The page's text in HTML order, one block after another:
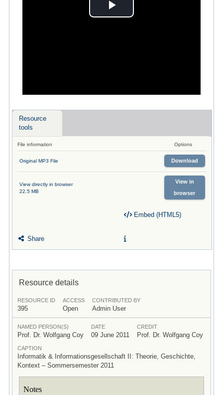
Play
Resource
tools
File information Options
Original MP3 File Download
View directly in browser
22.5 MB
View in
browser
Share
Embed (HTML5)
Resource details
RESOURCE ID
395
ACCESS
Open
CONTRIBUTED BY
Admin User
NAMED PERSON(S)
Prof. Dr. Wolfgang Coy
DATE
09 June 2011
CREDIT
Prof. Dr. Wolfgang Coy
CAPTION
Informatik & Informationsgesellschaft II: Theorie, Geschichte,
Kontext – Sommersemester 2011
Notes